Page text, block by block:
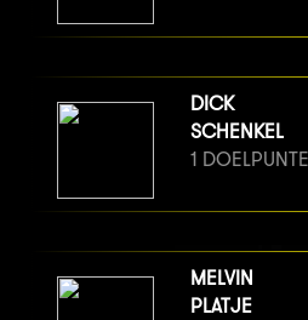
DICK
SCHENKEL
1
MELVIN
PLATJE